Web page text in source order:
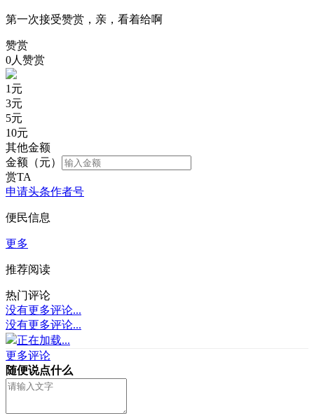
第一次接受赞赏，亲，看着给啊
赞赏
0人赞赏
1 元
3元
5元
10元
其他金额
金额（元）
赏TA
申请头条作者号
便民信息
更多
推荐阅读
热门评论
没有更多评论...
没有更多评论...
正在加载...
更多评论
随便说点什么